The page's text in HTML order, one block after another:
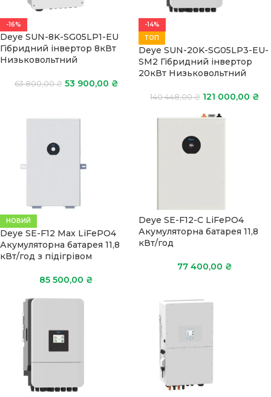
-16%
Deye SUN-8K-SG05LP1-EU
Гібридний інвертор 8кВт
Низьковольтний
63 800,00₴ 53 900,00 ₴
-14%
ТОП
Deye SUN-20K-SG05LP3-EU-
SM2 Гібридний інвертор
20кВт Низьковольтний
140 448,00₴ 121 000,00 ₴
НОВИЙ
Deye SE-F12 Max LiFePO4
Акумуляторна батарея 11,8
кВт/год з підігрівом
85 500,00 ₴
Deye SE-F12-C LiFePO4
Акумуляторна батарея 11,8
кВт/год
77 400,00 ₴